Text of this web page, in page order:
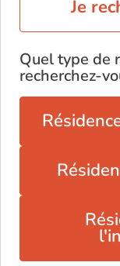
Je
Quel type de
recherchez-